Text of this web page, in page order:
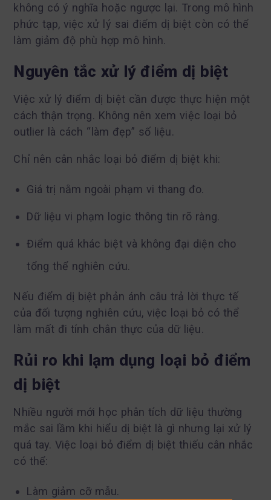
không có ý nghĩa hoặc ngược lại. Trong mô hình
phức tạp, việc xử lý sai điểm dị biệt còn có thể
làm giảm độ phù hợp mô hình.
Nguyên tắc xử lý điểm dị biệt
Việc xử lý điểm dị biệt cần được thực hiện một
cách thận trọng. Không nên xem việc loại bỏ
outlier là cách “làm đẹp” số liệu.
Chỉ nên cân nhắc loại bỏ điểm dị biệt khi:
Giá trị nằm ngoài phạm vi thang đo.
Dữ liệu vi phạm logic thông tin rõ ràng.
Điểm quá khác biệt và không đại diện cho
tổng thể nghiên cứu.
Nếu điểm dị biệt phản ánh câu trả lời thực tế
của đối tượng nghiên cứu, việc loại bỏ có thể
làm mất đi tính chân thực của dữ liệu.
Rủi ro khi lạm dụng loại bỏ điểm
dị biệt
Nhiều người mới học phân tích dữ liệu thường
mắc sai lầm khi hiểu dị biệt là gì nhưng lại xử lý
quá tay. Việc loại bỏ điểm dị biệt thiếu cân nhắc
có thể:
Làm giảm cỡ mẫu.